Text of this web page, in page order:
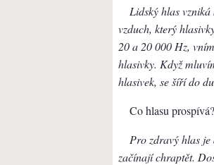
Lidský hlas
vzduch, který
20 a 20 000 Hz,
hlasivky. Když
hlasivek, se šíří do
Co hlasu prospívá?
Pro zdravý hlas je
začínají chraptět.